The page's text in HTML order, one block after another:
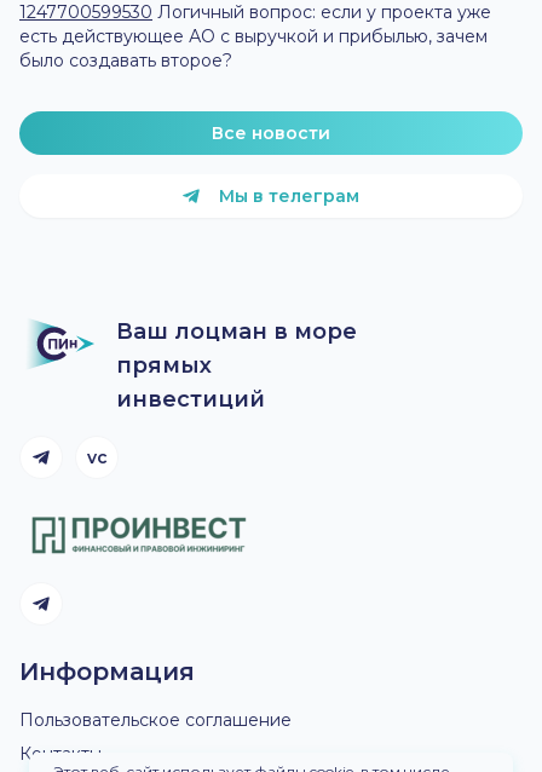
1247700599530 Логичный вопрос: если у проекта уже
есть действующее АО с выручкой и прибылью, зачем
было создавать второе?
Все новости
Мы в телеграм
Ваш лоцман в море
прямых
инвестиций
Telegram канал
vc
Telegram канал
Информация
Пользовательское соглашение
Контакты